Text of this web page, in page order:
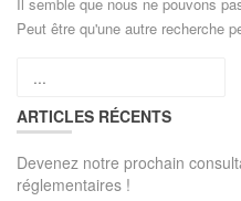
Peut être qu'une autre recherche
ARTICLES RÉCENTS
Devenez notre prochain
réglementaires !